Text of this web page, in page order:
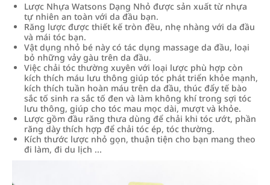
Lược Nhựa Watsons Dạng Nhỏ được sản xuất từ nhựa
tự nhiên an toàn với da đầu bạn.
Răng lược được thiết kế tròn đều, nhẹ nhàng với da đầu
và mái tóc bạn.
Vật dụng nhỏ bé này có tác dụng massage da đầu, loại
bỏ những vảy gàu trên da đầu.
Việc chải tóc thường xuyên với loại lược phù hợp còn
kích thích máu lưu thông giúp tóc phát triển khỏe mạnh,
kích thích tuần hoàn máu trên da đầu, thúc đẩy tế bào
sắc tố sinh ra sắc tố đen và làm không khí trong sợi tóc
lưu thông, giúp cho tóc mau mọc dài, mượt và khỏe.
Lược gồm đầu răng thưa dùng để chải khi tóc ướt, phần
răng dày thích hợp để chải tóc ép, tóc thường.
Kích thước lược nhỏ gọn, thuận tiện cho bạn mang theo
đi làm, đi du lịch ...